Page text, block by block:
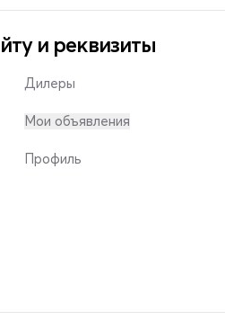
и реквизиты
Дилеры
Мои объявления
Профиль